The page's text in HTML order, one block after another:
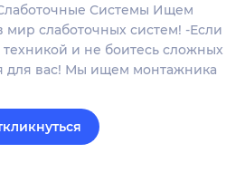
Системы Ищем
мир слаботочных систем! -Если
техникой и не боитесь сложных
для вас! Мы ищем монтажника